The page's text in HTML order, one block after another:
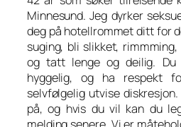
Minnesund. Jeg dyrker
deg på hotellrommet ditt for
suging, bli slikket,
og tatt lenge og deilig.
hyggelig, og ha respekt
selvfølgelig utvise
på, og hvis du vil kan du